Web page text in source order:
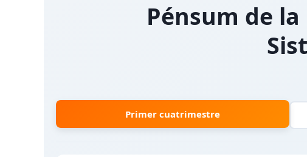
Pénsum de
Primer cuatrimestre